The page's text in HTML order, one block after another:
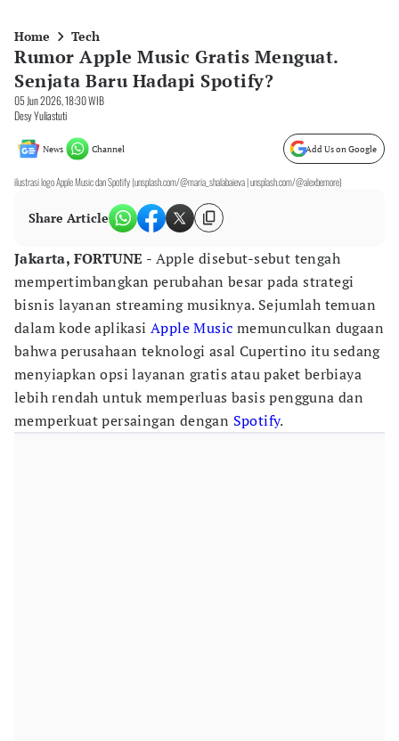
Home Tech
Rumor Apple Music Gratis Menguat.
Senjata Baru Hadapi Spotify?
05 Jun 2026, 18:30 WIB
Desy Yuliastuti
News Channel Add Us on Google
ilustrasi logo Apple Music dan Spotify (unsplash.com/@maria_shalabaieva | unsplash.com/@alexbemore)
Share Article
Jakarta, FORTUNE - Apple disebut-sebut tengah
mempertimbangkan perubahan besar pada strategi
bisnis layanan streaming musiknya. Sejumlah temuan
dalam kode aplikasi Apple Music memunculkan dugaan
bahwa perusahaan teknologi asal Cupertino itu sedang
menyiapkan opsi layanan gratis atau paket berbiaya
lebih rendah untuk memperluas basis pengguna dan
memperkuat persaingan dengan Spotify.